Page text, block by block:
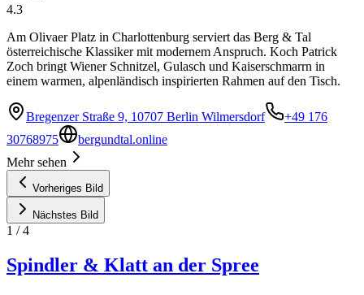
4.3
Am Olivaer Platz in Charlottenburg serviert das Berg & Tal
österreichische Klassiker mit modernem Anspruch. Koch Patrick
Zoch bringt Wiener Schnitzel, Gulasch und Kaiserschmarrn in
einem warmen, alpenländisch inspirierten Rahmen auf den Tisch.
Bregenzer Straße 9, 10707 Berlin Wilmersdorf
+49 176
30768975
bergundtal.online
Mehr sehen
Vorheriges Bild
Nächstes Bild
1 /4
Spindler & Klatt an der Spree